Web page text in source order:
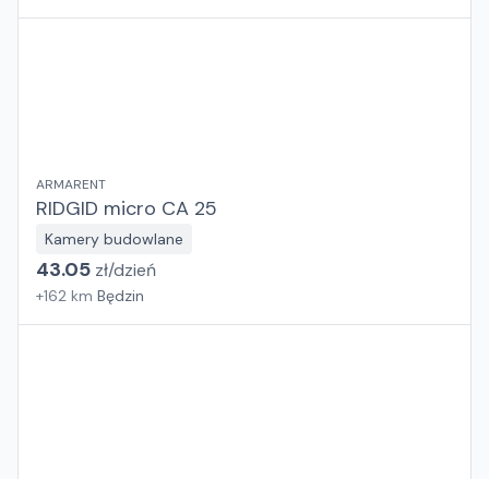
ARMARENT
RIDGID micro CA 25
Kamery budowlane
43.05 zł/dzień
+162 km Będzin